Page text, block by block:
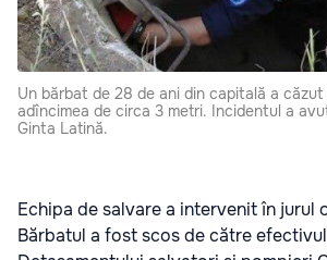
Un bărbat de 28 de ani din capitală a
adîncimea de circa 3 metri. Incidentul a
Ginta Latină.
Echipa de salvare a intervenit în jurul
Bărbatul a fost scos de către